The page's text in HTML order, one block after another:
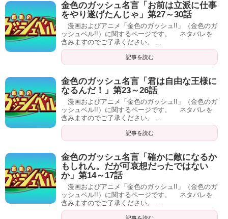
金色のガッシュ名言「お前は立派に仕事
をやり遂げたんじゃ」第27～30話
漫画およびアニメ「金色のガッシュ!!」（金色のガ
ッシュベル!!）に関するページです。 ネタバレを
含みますのでご了承ください。 ...
記事を読む
金色のガッシュ名言「君は自由な王様に
なるんだ！」第23～26話
漫画およびアニメ「金色のガッシュ!!」（金色のガ
ッシュベル!!）に関するページです。 ネタバレを
含みますのでご了承ください。 ...
記事を読む
金色のガッシュ名言「確かに敵になるか
もしれん。だが可哀想だったではない
か」第14～17話
漫画およびアニメ「金色のガッシュ!!」（金色のガ
ッシュベル!!）に関するページです。 ネタバレを
含みますのでご了承ください。 ...